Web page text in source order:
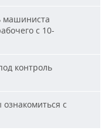
машиниста
с 10-
контроль
с